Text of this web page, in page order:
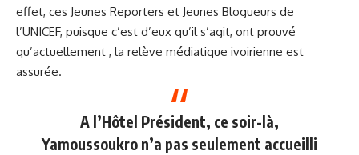
effet, ces Jeunes Reporters et Jeunes Blogueurs de
l’UNICEF, puisque c’est d’eux qu’il s’agit, ont prouvé
qu’actuellement , la relève médiatique ivoirienne est
assurée.
A l’Hôtel Président, ce soir-là,
Yamoussoukro n’a pas seulement accueilli